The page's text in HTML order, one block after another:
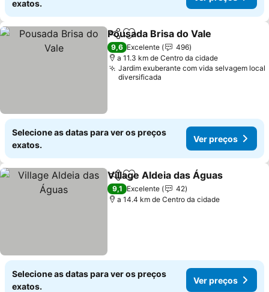
exatos.
PartilharAdicionar aos favoritos
Pousada Brisa do Vale
9,6 Excelente
496
a 11.3 km de Centro da cidade
Jardim exuberante com vida selvagem local
diversificada
Selecione as datas para ver os preços
exatos.
Ver preços
PartilharAdicionar aos favoritos
Village Aldeia das Águas
9,1 Excelente
42
a 14.4 km de Centro da cidade
Selecione as datas para ver os preços
exatos.
Ver preços